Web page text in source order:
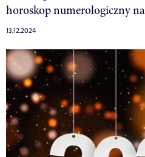
horoskop numerologiczny
13.12.2024